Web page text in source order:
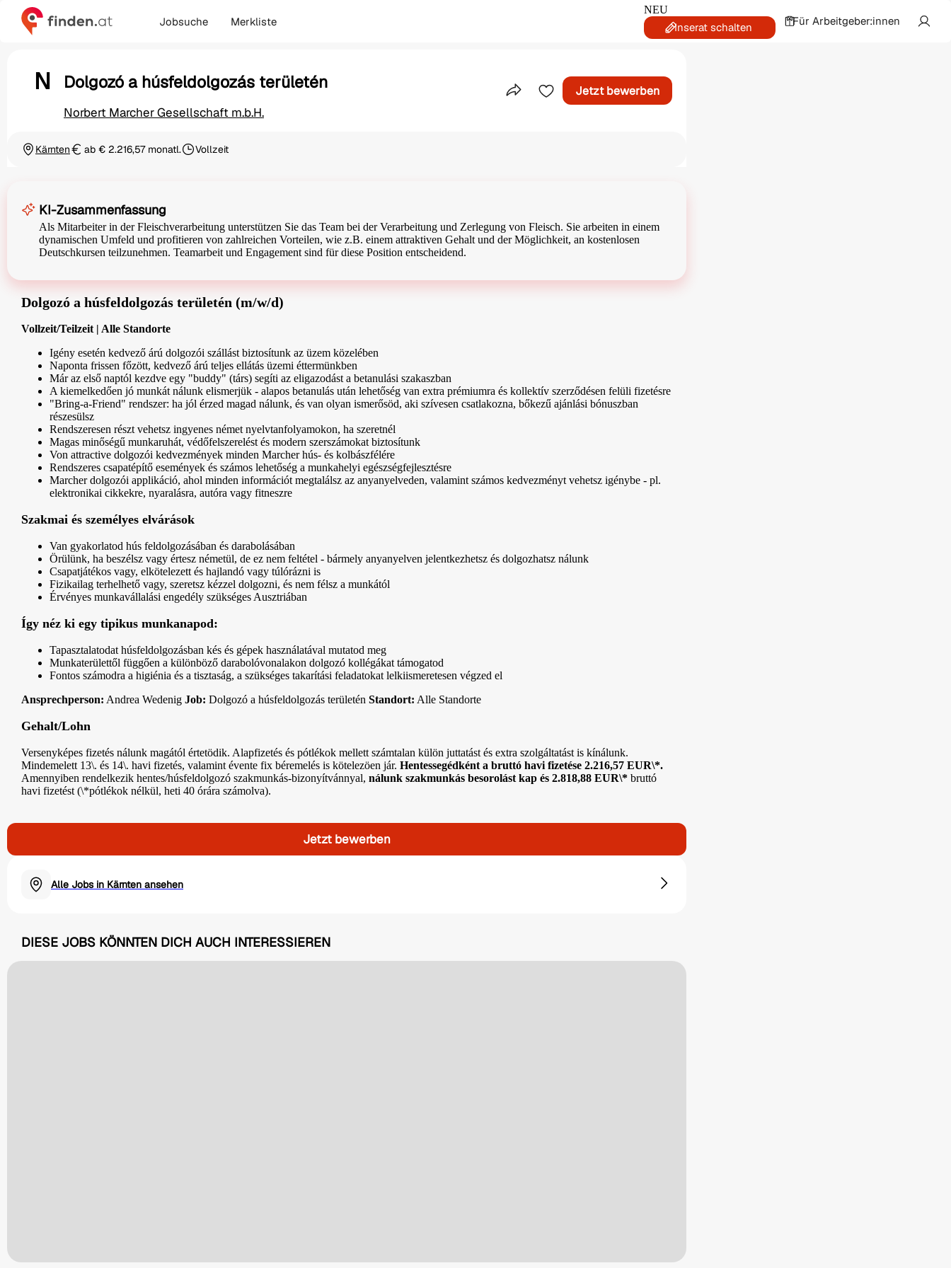
Jobsuche Merkliste
NEU
Inserat schalten Für Arbeitgeber:innen
N Dolgozó a húsfeldolgozás területén
Norbert Marcher Gesellschaft m.b.H.
Teile dieses Inserat
Jetzt bewerben
Ortschaft
KärntenGehaltab € 2.216,57 monatl.Beschäftigungsart
Vollzeit
KI-Zusammenfassung
Als Mitarbeiter in der Fleischverarbeitung unterstützen Sie das Team bei der Verarbeitung und Zerlegung von Fleisch. Sie arbeiten in einem
dynamischen Umfeld und profitieren von zahlreichen Vorteilen, wie z.B. einem attraktiven Gehalt und der Möglichkeit, an kostenlosen
Deutschkursen teilzunehmen. Teamarbeit und Engagement sind für diese Position entscheidend.
Dolgozó a húsfeldolgozás területén (m/w/d)
Vollzeit/Teilzeit | Alle Standorte
Igény esetén kedvező árú dolgozói szállást biztosítunk az üzem közelében
Naponta frissen főzött, kedvező árú teljes ellátás üzemi éttermünkben
Már az első naptól kezdve egy "buddy" (társ) segíti az eligazodást a betanulási szakaszban
A kiemelkedően jó munkát nálunk elismerjük - alapos betanulás után lehetőség van extra prémiumra és kollektív szerződésen felüli fizetésre
"Bring-a-Friend" rendszer: ha jól érzed magad nálunk, és van olyan ismerősöd, aki szívesen csatlakozna, bőkezű ajánlási bónuszban
részesülsz
Rendszeresen részt vehetsz ingyenes német nyelvtanfolyamokon, ha szeretnél
Magas minőségű munkaruhát, védőfelszerelést és modern szerszámokat biztosítunk
Von attractive dolgozói kedvezmények minden Marcher hús- és kolbászfélére
Rendszeres csapatépítő események és számos lehetőség a munkahelyi egészségfejlesztésre
Marcher dolgozói applikáció, ahol minden információt megtalálsz az anyanyelveden, valamint számos kedvezményt vehetsz igénybe - pl.
elektronikai cikkekre, nyaralásra, autóra vagy fitneszre
Szakmai és személyes elvárások
Van gyakorlatod hús feldolgozásában és darabolásában
Örülünk, ha beszélsz vagy értesz németül, de ez nem feltétel - bármely anyanyelven jelentkezhetsz és dolgozhatsz nálunk
Csapatjátékos vagy, elkötelezett és hajlandó vagy túlórázni is
Fizikailag terhelhető vagy, szeretsz kézzel dolgozni, és nem félsz a munkától
Érvényes munkavállalási engedély szükséges Ausztriában
Így néz ki egy tipikus munkanapod:
Tapasztalatodat húsfeldolgozásban kés és gépek használatával mutatod meg
Munkaterülettől függően a különböző darabolóvonalakon dolgozó kollégákat támogatod
Fontos számodra a higiénia és a tisztaság, a szükséges takarítási feladatokat lelkiismeretesen végzed el
Ansprechperson: Andrea Wedenig Job: Dolgozó a húsfeldolgozás területén Standort: Alle Standorte
Gehalt/Lohn
Versenyképes fizetés nálunk magától értetödik. Alapfizetés és pótlékok mellett számtalan külön juttatást és extra szolgáltatást is kínálunk.
Mindemelett 13\. és 14\. havi fizetés, valamint évente fix béremelés is kötelezöen jár. Hentessegédként a bruttó havi fizetése 2.216,57 EUR\*.
Amennyiben rendelkezik hentes/húsfeldolgozó szakmunkás-bizonyítvánnyal, nálunk szakmunkás besorolást kap és 2.818,88 EUR\* bruttó
havi fizetést (\*pótlékok nélkül, heti 40 órára számolva).
Jetzt bewerben
Alle Jobs in Kärnten ansehen
DIESE JOBS KÖNNTEN DICH AUCH INTERESSIEREN